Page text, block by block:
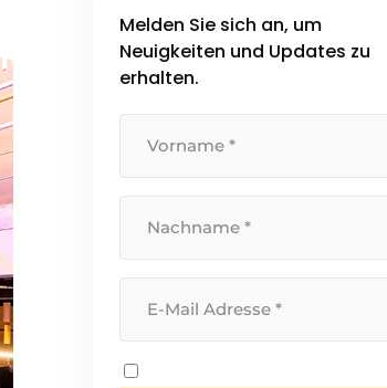
Melden Sie sich an, um
Neuigkeiten und Updates zu
erhalten.